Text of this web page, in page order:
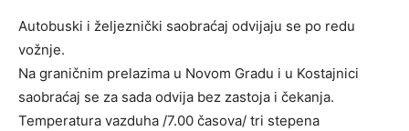
Autobuski i željeznički saobraćaj odvijaju se po redu
vožnje.
Na graničnim prelazima u Novom Gradu i u Kostajnici
saobraćaj se za sada odvija bez zastoja i čekanja.
Temperatura vazduha /7.00 časova/ tri stepena